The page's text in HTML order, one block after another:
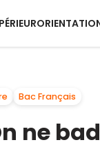
Bac Français
ne